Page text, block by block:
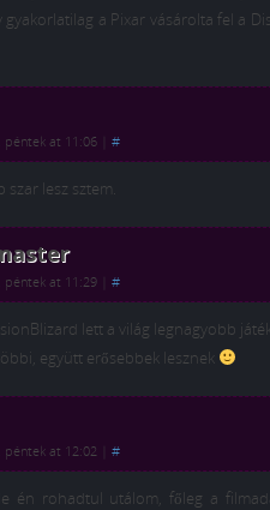
gyakorlatilag a Pixar vásárolta fel a
péntek at 11:06 #
szar lesz sztem.
péntek at 11:29 #
lett a világ legnagyobb
együtt erősebbek lesznek
péntek at 12:02 #
én rohadtul utálom, főleg a